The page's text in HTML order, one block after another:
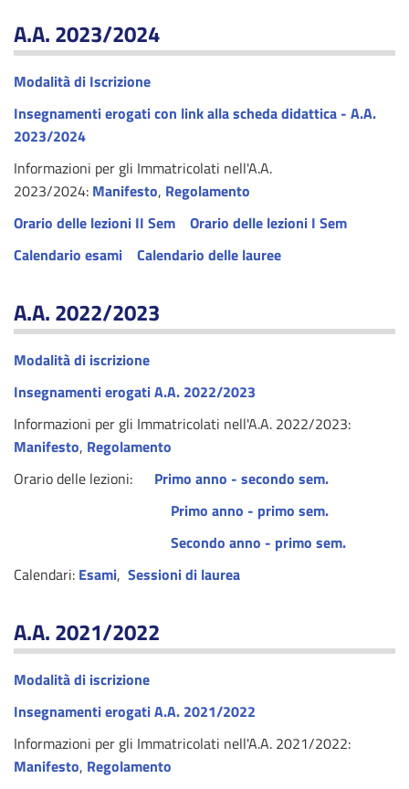
A.A. 2023/2024
Modalità di Iscrizione
Insegnamenti erogati con link alla scheda didattica - A.A.
2023/2024
Informazioni per gli Immatricolati nell'A.A.
2023/2024: Manifesto, Regolamento
Orario delle lezioni II Sem
Orario delle lezioni I Sem
Calendario esami
Calendario delle lauree
A.A. 2022/2023
Modalità di iscrizione
Insegnamenti erogati A.A. 2022/2023
Informazioni per gli Immatricolati nell'A.A. 2022/2023:
Manifesto, Regolamento
Orario delle lezioni:
Primo anno - secondo sem.
Primo anno - primo sem.
Secondo anno - primo sem.
Calendari: Esami, Sessioni di laurea
A.A. 2021/2022
Modalità di iscrizione
Insegnamenti erogati A.A. 2021/2022
Informazioni per gli Immatricolati nell'A.A. 2021/2022:
Manifesto, Regolamento